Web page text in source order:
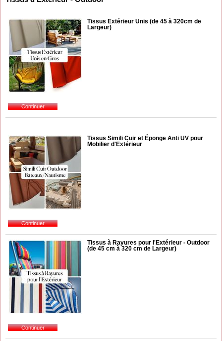
Tissus Extérieur Unis (de 45 à 320cm de
Largeur)
Tissus Simili Cuir et Éponge Anti UV pour
Mobilier d'Extérieur
Tissus à Rayures pour l'Extérieur - Outdoor
(de 45 cm à 320 cm de Largeur)